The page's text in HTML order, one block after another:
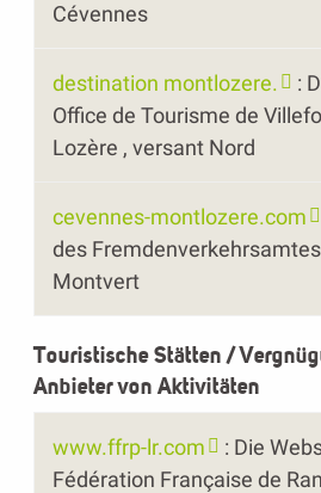
Cévennes
destination montlozere.
:
Office de Tourisme de
Lozère , versant Nord
cevennes-montlozere.com
des
Montvert
Touristische Stätten /
Anbieter von Aktivitäten
www.ffrp-lr.com
: Die
Fédération Française de